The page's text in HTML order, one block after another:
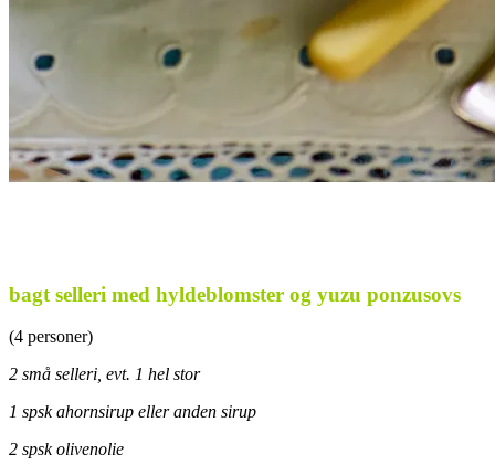
bagt selleri med hyldeblomster og yuzu ponzusovs
(4 personer)
2 små selleri, evt. 1 hel stor
1 spsk ahornsirup eller anden sirup
2 spsk olivenolie